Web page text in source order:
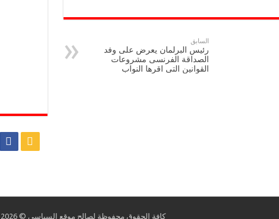
السابق
رئيس البرلمان يعرض على وفد
الصداقة الفرنسى مشروعات
القوانين التى اقرها النواب
كافة الحقوق محفوظة لصالح موقع السياسي © Copyright 2026 |